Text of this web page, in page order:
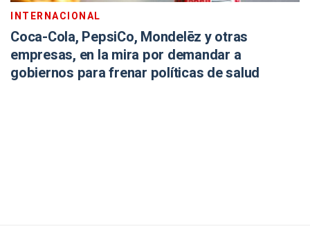
INTERNACIONAL
Coca-Cola, PepsiCo, Mondelēz y otras
empresas, en la mira por demandar a
gobiernos para frenar políticas de salud